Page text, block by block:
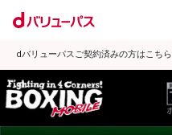
dバリューパスご契約済みの方はこちら